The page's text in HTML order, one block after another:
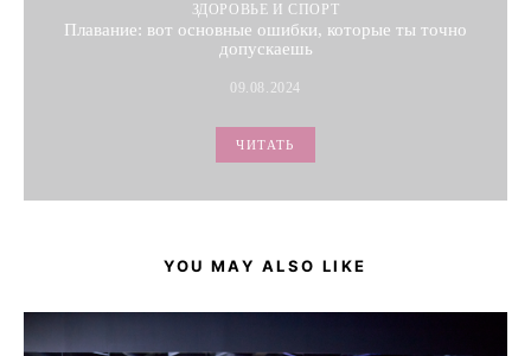
ЗДОРОВЬЕ И СПОРТ
Плавание: вот основные ошибки, которые ты точно
допускаешь
09.08.2024
ЧИТАТЬ
YOU MAY ALSO LIKE